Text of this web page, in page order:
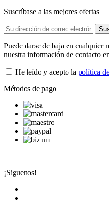
Suscríbase a las mejores ofertas
Puede darse de baja en cualquier
nuestra información de contacto
He leído y acepto la política
Métodos de pago
¡Síguenos!